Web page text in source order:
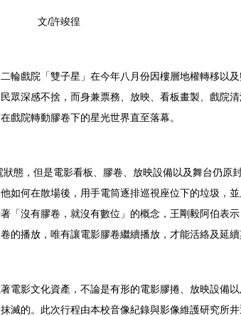
文/許竣徨
輪戲院「雙子星」在今年八月份因樓層地權轉移以
眾深感不捨，而身兼票務、放映、看板畫製、戲院
戲院轉動膠卷下的星光世界直至落幕。
狀態，但是電影看板、膠卷、放映設備以及舞台仍原
如何在散場後，用手電筒逐排巡視座位下的垃圾，
「沒有膠卷，就沒有數位」的概念，王剛毅阿伯表
的播放，唯有讓電影膠卷繼續播放，才能活絡及延續
著電影文化資產，不論是有形的電影膠捲、放映設備
滅的。此次行程由本校音像紀錄與影像維護研究所